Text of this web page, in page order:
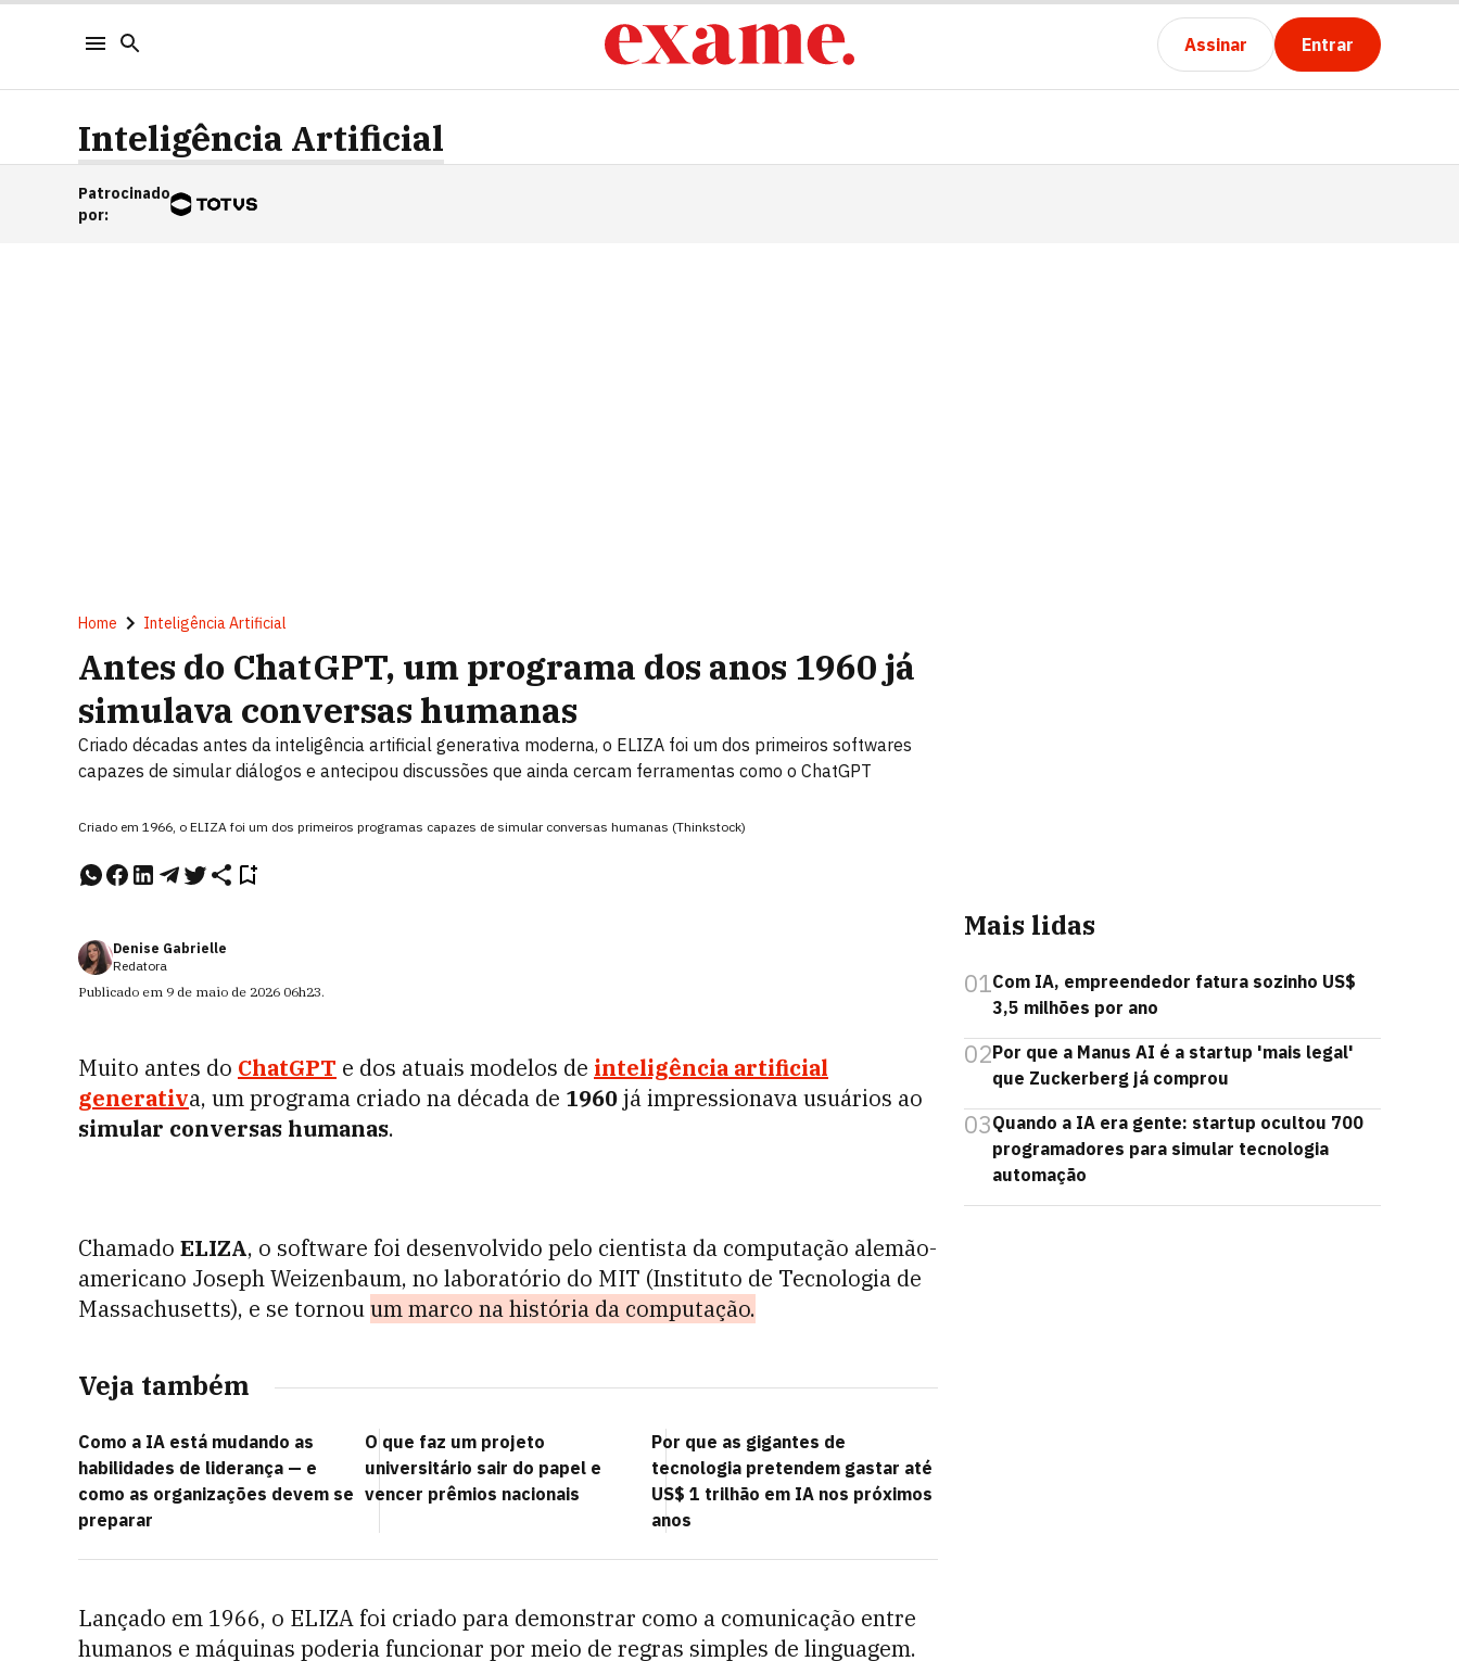
Assinar Entrar
Inteligência Artificial
Patrocinado
por:
Home Inteligência Artificial
Antes do ChatGPT, um programa dos anos 1960 já
simulava conversas humanas
Criado décadas antes da inteligência artificial generativa moderna, o ELIZA foi um dos primeiros softwares
capazes de simular diálogos e antecipou discussões que ainda cercam ferramentas como o ChatGPT
Criado em 1966, o ELIZA foi um dos primeiros programas capazes de simular conversas humanas (Thinkstock)
Denise Gabrielle
Redatora
Publicado em 9 de maio de 2026 06h23.
Muito antes do ChatGPT e dos atuais modelos de inteligência artificial
generativa, um programa criado na década de 1960já impressionava usuários ao
simular conversas humanas.
Chamado ELIZA, o software foi desenvolvido pelo cientista da computação alemão-
americano Joseph Weizenbaum, no laboratório do MIT (Instituto de Tecnologia de
Massachusetts), e se tornouum marco na história da computação.
Veja também
Como a IA está mudando as
habilidades de liderança — e
como as organizações devem se
preparar
O que faz um projeto
universitário sair do papel e
vencer prêmios nacionais
Por que as gigantes de
tecnologia pretendem gastar até
US$ 1 trilhão em IA nos próximos
anos
Lançado em 1966, o ELIZA foi criado para demonstrar como a comunicação entre
humanos e máquinas poderia funcionar por meio de regras simples de linguagem.
Mais lidas
01Com IA, empreendedor fatura sozinho US$
3,5 milhões por ano
02Por que a Manus AI é a startup 'mais legal'
que Zuckerberg já comprou
03Quando a IA era gente: startup ocultou 700
programadores para simular tecnologia
automação